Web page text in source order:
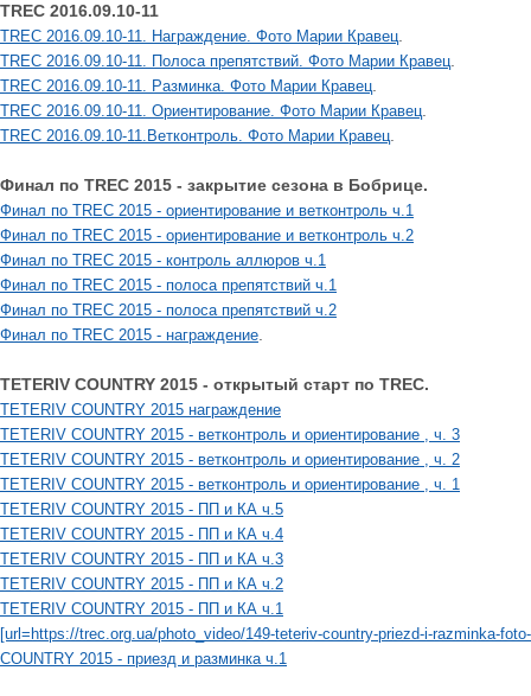
TREC 2016.09.10-11
TREC 2016.09.10-11. Награждение. Фото Марии Кравец
TREC 2016.09.10-11. Полоса препятствий. Фото Марии Кравец
TREC 2016.09.10-11. Разминка. Фото Марии Кравец
TREC 2016.09.10-11. Ориентирование. Фото Марии Кравец
TREC 2016.09.10-11.Ветконтроль. Фото Марии Кравец
Финал по TREC 2015 - закрытие сезона в Бобрице.
Финал по TREC 2015 - ориентирование и ветконтроль ч.1
Финал по TREC 2015 - ориентирование и ветконтроль ч.2
Финал по TREC 2015 - контроль аллюров ч.1
Финал по TREC 2015 - полоса препятствий ч.1
Финал по TREC 2015 - полоса препятствий ч.2
Финал по TREC 2015 - награждение
TETERIV COUNTRY 2015 - открытый старт по TREC.
TETERIV COUNTRY 2015 награждение
TETERIV COUNTRY 2015 - ветконтроль и ориентирование , ч. 3
TETERIV COUNTRY 2015 - ветконтроль и ориентирование , ч. 2
TETERIV COUNTRY 2015 - ветконтроль и ориентирование , ч. 1
TETERIV COUNTRY 2015 - ПП и КА ч.5
TETERIV COUNTRY 2015 - ПП и КА ч.4
TETERIV COUNTRY 2015 - ПП и КА ч.3
TETERIV COUNTRY 2015 - ПП и КА ч.2
TETERIV COUNTRY 2015 - ПП и КА ч.1
[url=https://trec.org.ua/photo_video/149-teteriv-country-priezd-i-razminka-
COUNTRY 2015 - приезд и разминка ч.1